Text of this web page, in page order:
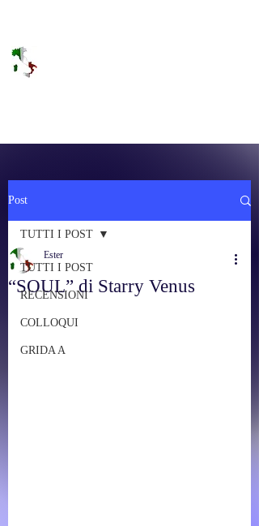
Post
TUTTI I POST
RECENSIONI
COLLOQUI
GRIDA A
TUTTI I POST
“SOUL” di Starry Venus
Ester